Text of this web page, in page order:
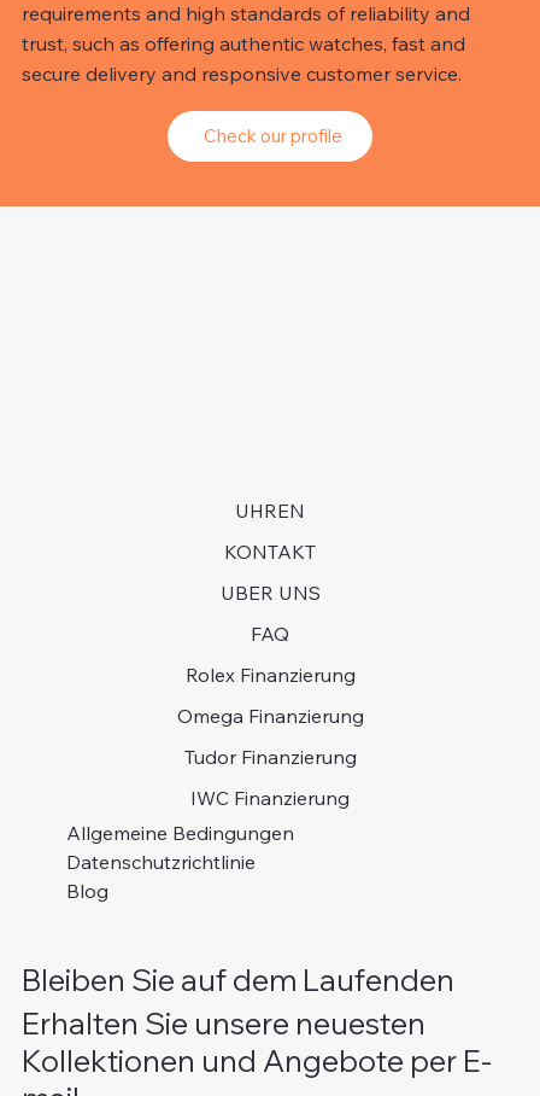
requirements and high standards of reliability and
trust, such as offering authentic watches, fast and
secure delivery and responsive customer service.
Check our profile
UHREN
KONTAKT
UBER UNS
FAQ
Rolex Finanzierung
Omega Finanzierung
Tudor Finanzierung
IWC Finanzierung
Allgemeine Bedingungen
Datenschutzrichtlinie
Blog
Bleiben Sie auf dem Laufenden
Erhalten Sie unsere neuesten
Kollektionen und Angebote per E-